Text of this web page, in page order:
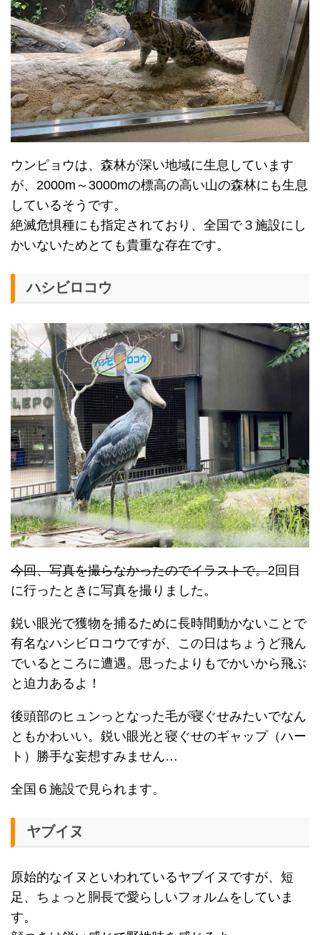
ウンピョウは、森林が深い地域に生息しています
が、2000m～3000mの標高の高い山の森林にも生息
しているそうです。
絶滅危惧種にも指定されており、全国で３施設にし
かいないためとても貴重な存在です。
ハシビロコウ
今回、写真を撮らなかったのでイラストで。2回目
に行ったときに写真を撮りました。
鋭い眼光で獲物を捕るために長時間動かないことで
有名なハシビロコウですが、この日はちょうど飛ん
でいるところに遭遇。思ったよりもでかいから飛ぶ
と迫力あるよ！
後頭部のヒュンっとなった毛が寝ぐせみたいでなん
ともかわいい。鋭い眼光と寝ぐせのギャップ（ハー
ト）勝手な妄想すみません…
全国６施設で見られます。
ヤブイヌ
原始的なイヌといわれているヤブイヌですが、短
足、ちょっと胴長で愛らしいフォルムをしていま
す。